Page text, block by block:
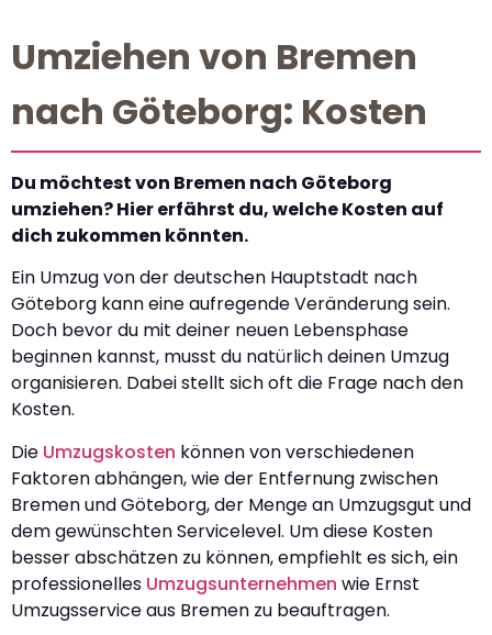
Umziehen von Bremen
nach Göteborg: Kosten
Du möchtest von Bremen nach Göteborg
umziehen? Hier erfährst du, welche Kosten auf
dich zukommen könnten.
Ein Umzug von der deutschen Hauptstadt nach
Göteborg kann eine aufregende Veränderung sein.
Doch bevor du mit deiner neuen Lebensphase
beginnen kannst, musst du natürlich deinen Umzug
organisieren. Dabei stellt sich oft die Frage nach den
Kosten.
Die Umzugskosten können von verschiedenen
Faktoren abhängen, wie der Entfernung zwischen
Bremen und Göteborg, der Menge an Umzugsgut und
dem gewünschten Servicelevel. Um diese Kosten
besser abschätzen zu können, empfiehlt es sich, ein
professionelles Umzugsunternehmen wie Ernst
Umzugsservice aus Bremen zu beauftragen.